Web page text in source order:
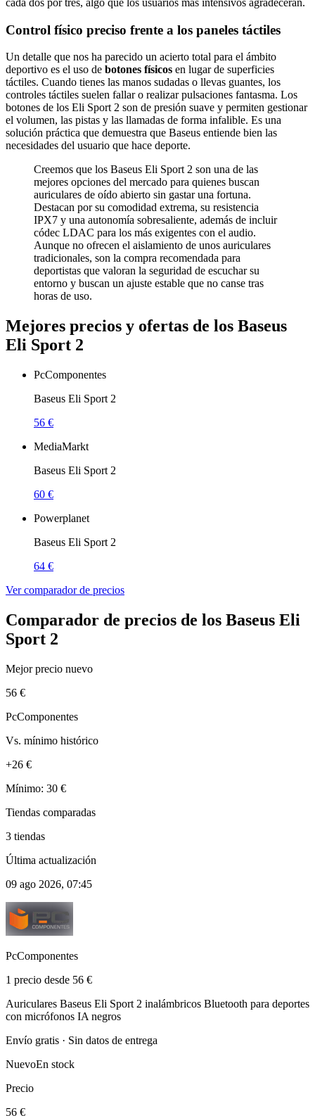
cada dos por tres, algo que los usuarios más intensivos agradecerán.
Control físico preciso frente a los paneles táctiles
Un detalle que nos ha parecido un acierto total para el ámbito
deportivo es el uso de botones físicos en lugar de superficies
táctiles. Cuando tienes las manos sudadas o llevas guantes, los
controles táctiles suelen fallar o realizar pulsaciones fantasma. Los
botones de los Eli Sport 2 son de presión suave y permiten gestionar
el volumen, las pistas y las llamadas de forma infalible. Es una
solución práctica que demuestra que Baseus entiende bien las
necesidades del usuario que hace deporte.
Creemos que los Baseus Eli Sport 2 son una de las
mejores opciones del mercado para quienes buscan
auriculares de oído abierto sin gastar una fortuna.
Destacan por su comodidad extrema, su resistencia
IPX7 y una autonomía sobresaliente, además de incluir
códec LDAC para los más exigentes con el audio.
Aunque no ofrecen el aislamiento de unos auriculares
tradicionales, son la compra recomendada para
deportistas que valoran la seguridad de escuchar su
entorno y buscan un ajuste estable que no canse tras
horas de uso.
Mejores precios y ofertas de los Baseus
Eli Sport 2
PcComponentes
Baseus Eli Sport 2
56 €
MediaMarkt
Baseus Eli Sport 2
60 €
Powerplanet
Baseus Eli Sport 2
64 €
Ver comparador de precios
Comparador de precios de los Baseus Eli
Sport 2
Mejor precio nuevo
56 €
PcComponentes
Vs. mínimo histórico
+26 €
Mínimo: 30 €
Tiendas comparadas
3 tiendas
Última actualización
09 ago 2026, 07:45
PcComponentes
1 precio desde 56 €
Auriculares Baseus Eli Sport 2 inalámbricos Bluetooth para deportes
con micrófonos IA negros
Envío gratis · Sin datos de entrega
NuevoEn stock
Precio
56 €